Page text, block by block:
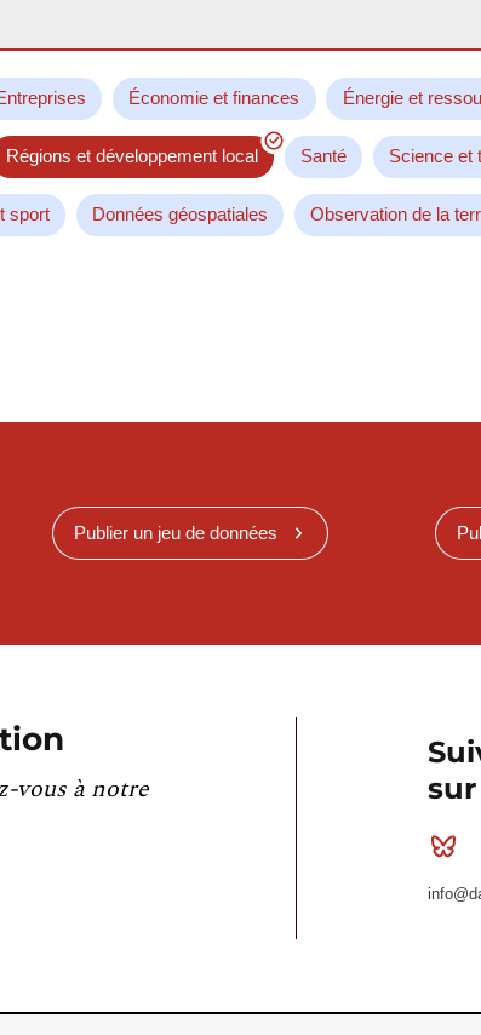
Économie et finances Énergie et
Régions et développement local Santé Science et
sport Données géospatiales Observation de la
Publier un jeu de données
vous à notre